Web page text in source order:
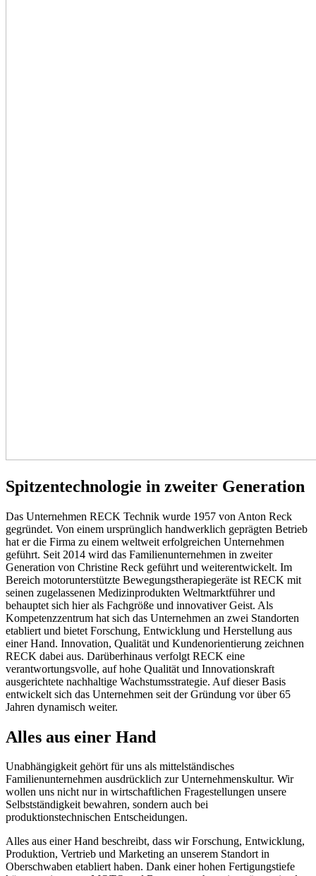
Spitzentechnologie in zweiter Generation
Das Unternehmen RECK Technik wurde 1957 von Anton Reck
gegründet. Von einem ursprünglich handwerklich geprägten Betrieb
hat er die Firma zu einem weltweit erfolgreichen Unternehmen
geführt. Seit 2014 wird das Familienunternehmen in zweiter
Generation von Christine Reck geführt und weiterentwickelt. Im
Bereich motorunterstützte Bewegungstherapiegeräte ist RECK mit
seinen zugelassenen Medizinprodukten Weltmarktführer und
behauptet sich hier als Fachgröße und innovativer Geist. Als
Kompetenzzentrum hat sich das Unternehmen an zwei Standorten
etabliert und bietet Forschung, Entwicklung und Herstellung aus
einer Hand. Innovation, Qualität und Kundenorientierung zeichnen
RECK dabei aus. Darüberhinaus verfolgt RECK eine
verantwortungsvolle, auf hohe Qualität und Innovationskraft
ausgerichtete nachhaltige Wachstumsstrategie. Auf dieser Basis
entwickelt sich das Unternehmen seit der Gründung vor über 65
Jahren dynamisch weiter.
Alles aus einer Hand
Unabhängigkeit gehört für uns als mittelständisches
Familienunternehmen ausdrücklich zur Unternehmenskultur. Wir
wollen uns nicht nur in wirtschaftlichen Fragestellungen unsere
Selbstständigkeit bewahren, sondern auch bei
produktionstechnischen Entscheidungen.
Alles aus einer Hand beschreibt, dass wir Forschung, Entwicklung,
Produktion, Vertrieb und Marketing an unserem Standort in
Oberschwaben etabliert haben. Dank einer hohen Fertigungstiefe